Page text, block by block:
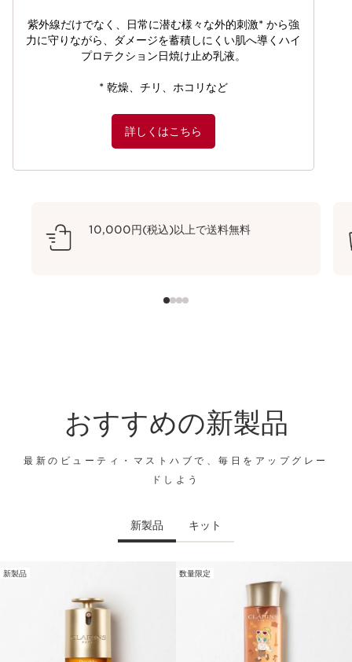
紫外線だけでなく、日常に潜む様々な外的刺激* から強
力に守りながら、ダメージを蓄積しにくい肌へ導くハイ
プロテクション日焼け止め乳液。​
* 乾燥、チリ、ホコリなど
詳しくはこちら
10,000円(税込)以上で送料無料
おすすめの新製品
最新のビューティ・マストハブで、毎日をアップグレー
ドしよう
新製品 キット
新製品 数量限定